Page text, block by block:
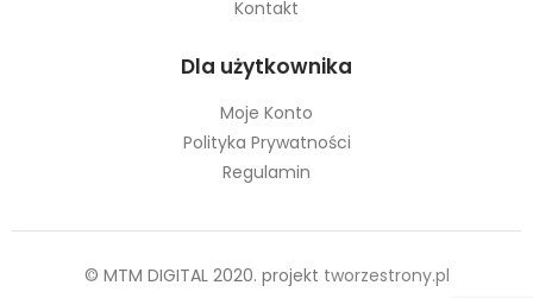
Kontakt
Dla użytkownika
Moje Konto
Polityka Prywatności